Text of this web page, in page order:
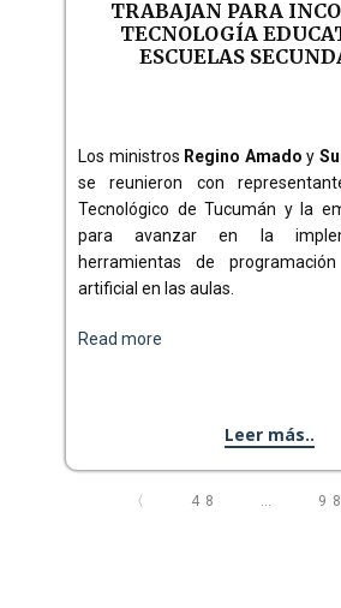
TRABAJAN PARA
TECNOLOGÍA
ESCUELAS
Los ministros Regino Amado y
se reunieron con
Tecnológico de Tucumán y la
para avanzar en la
herramientas de
artificial en las aulas.
Read more
Leer más..
〈 48 … 98